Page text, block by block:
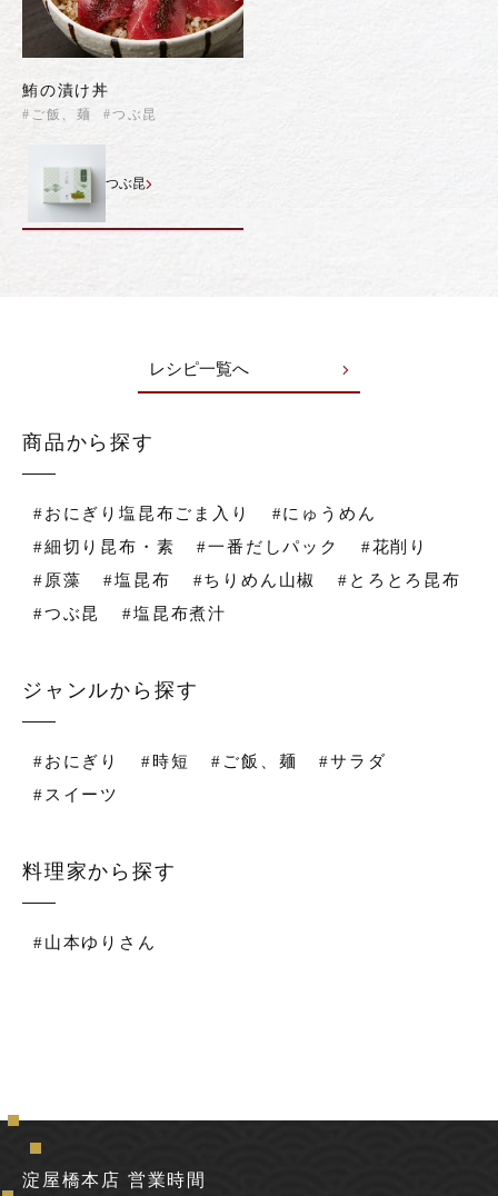
鮪の漬け丼
#ご飯、麺 #つぶ昆
つぶ昆
レシピ一覧へ
商品から探す
#おにぎり塩昆布ごま入り
#にゅうめん
#細切り昆布・素
#一番だしパック
#花削り
#原藻
#塩昆布 #ちりめん山椒
#とろとろ昆布
#つぶ昆
#塩昆布煮汁
ジャンルから探す
#おにぎり #時短 #ご飯、麺
#サラダ
#スイーツ
料理家から探す
#山本ゆりさん
淀屋橋本店 営業時間